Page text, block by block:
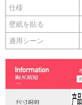
仕様
壁紙を貼る
適用シーン